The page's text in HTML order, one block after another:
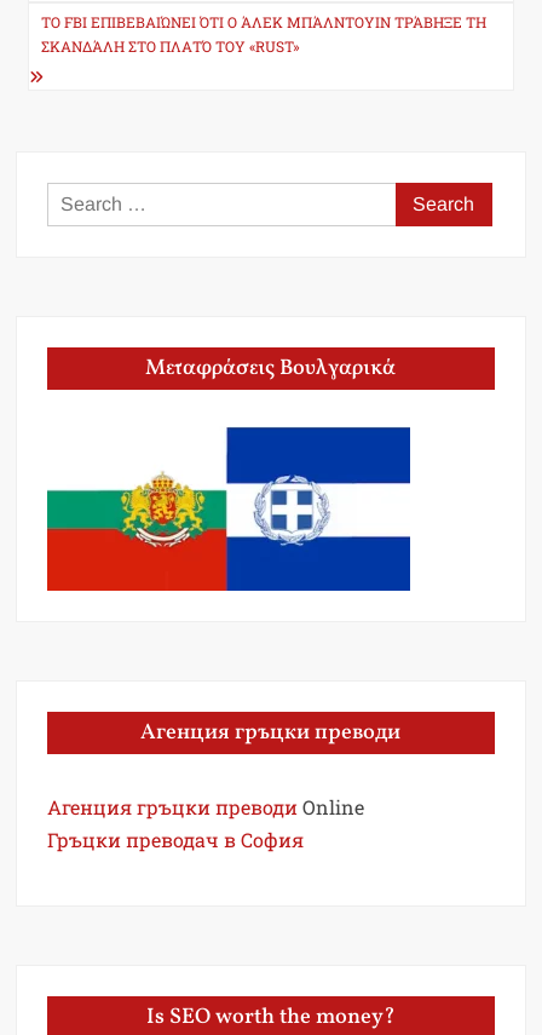
ΤΟ FBI ΕΠΙΒΕΒΑΙΏΝΕΙ ΌΤΙ Ο ΆΛΕΚ ΜΠΆΛΝΤΟΥΙΝ ΤΡΆΒΗΞΕ ΤΗ
ΣΚΑΝΔΆΛΗ ΣΤΟ ΠΛΑΤΌ ΤΟΥ «RUST»
Search
for:
Μεταφράσεις Βουλγαρικά
Агенция гръцки преводи
Агенция гръцки преводи Online
Гръцки преводач в София
Is SEO worth the money?